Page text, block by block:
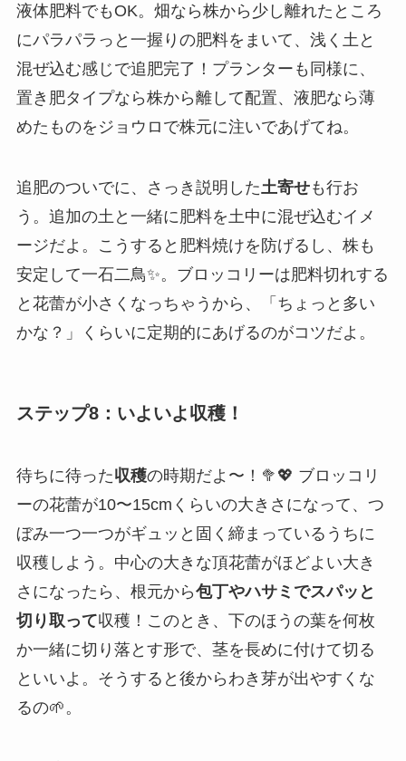
液体肥料でもOK。畑なら株から少し離れたところ
にパラパラっと一握りの肥料をまいて、浅く土と
混ぜ込む感じで追肥完了！プランターも同様に、
置き肥タイプなら株から離して配置、液肥なら薄
めたものをジョウロで株元に注いであげてね。
追肥のついでに、さっき説明した土寄せも行お
う。追加の土と一緒に肥料を土中に混ぜ込むイメ
ージだよ。こうすると肥料焼けを防げるし、株も
安定して一石二鳥✨。ブロッコリーは肥料切れする
と花蕾が小さくなっちゃうから、「ちょっと多い
かな？」くらいに定期的にあげるのがコツだよ。
ステップ8：いよいよ収穫！
待ちに待った収穫の時期だよ〜！🥦💖 ブロッコリ
ーの花蕾が10〜15cmくらいの大きさになって、つ
ぼみ一つ一つがギュッと固く締まっているうちに
収穫しよう。中心の大きな頂花蕾がほどよい大き
さになったら、根元から包丁やハサミでスパッと
切り取って収穫！このとき、下のほうの葉を何枚
か一緒に切り落とす形で、茎を長めに付けて切る
といいよ。そうすると後からわき芽が出やすくな
るの🌱。